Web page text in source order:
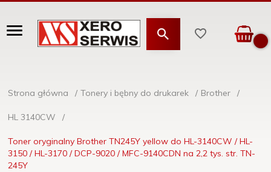
Strona główna Tonery i bębny do drukarek Brother
HL 3140CW
Toner oryginalny Brother TN245Y yellow do HL-3140CW / HL-
3150 / HL-3170 / DCP-9020 / MFC-9140CDN na 2,2 tys. str. TN-
245Y